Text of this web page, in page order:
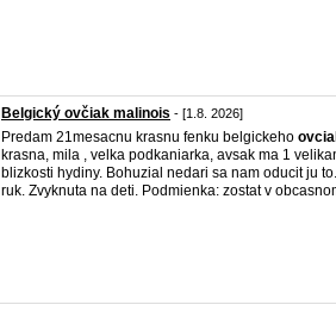
Belgický ovčiak malinois - [1.8. 2026]
Predam 21mesacnu krasnu fenku belgickeho
krasna, mila , velka podkaniarka, avsak ma 1
blizkosti hydiny. Bohuzial nedari sa nam oducit ju
ruk. Zvyknuta na deti. Podmienka: zostat v